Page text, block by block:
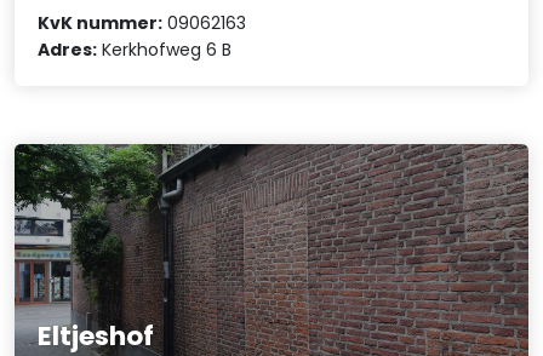
KvK nummer: 09062163
Adres: Kerkhofweg 6 B
Eltjeshof